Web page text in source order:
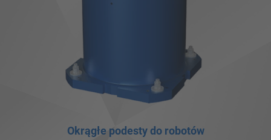
Okrągłe podesty do robotów